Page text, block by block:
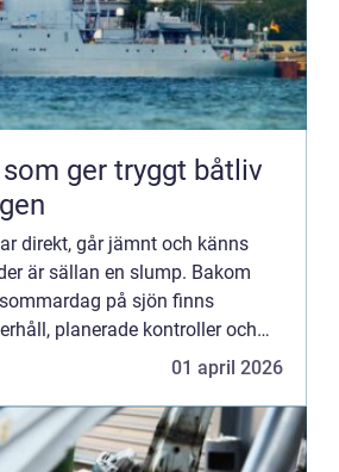
ger tryggt båtliv
direkt, går jämnt och känns
är sällan en slump. Bakom
på sjön finns
planerade kontroller och
när något krånglar.01 april 2026